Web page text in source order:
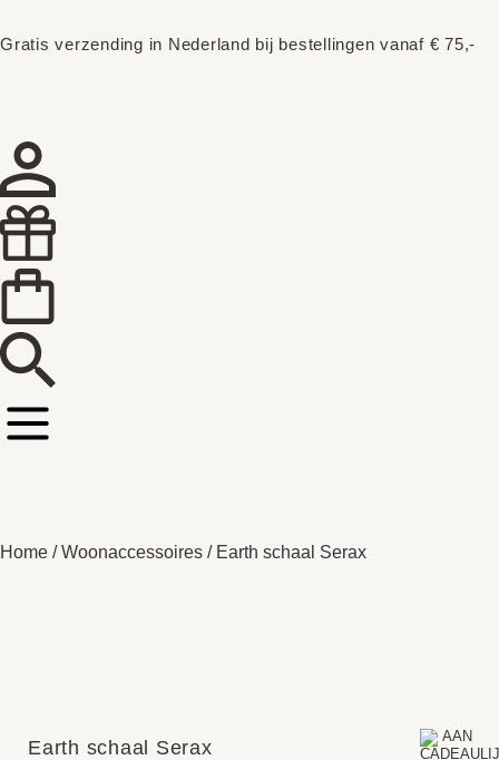
Gratis verzending in Nederland bij bestellingen vanaf € 75,-
Home /Woonaccessoires / Earth schaal Serax
Earth schaal Serax